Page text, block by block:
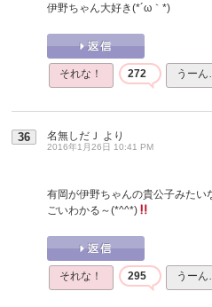
伊野ちゃん大好き(*´ω｀*)
それな！ 272 うーん…
36 名無しだＪ より
2016年1月26日 10:41 PM
有岡が伊野ちゃんの貴公子みた
ごいわかる～(*^^*)
それな！ 295 うーん…